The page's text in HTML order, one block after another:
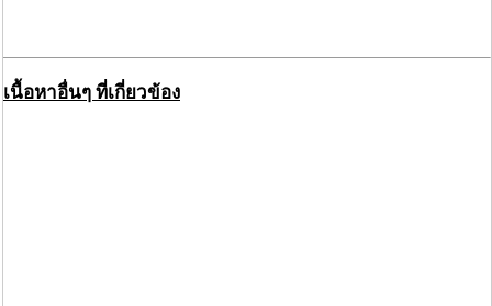
เนื้อหาอื่นๆ ที่เกี่ยวข้อง